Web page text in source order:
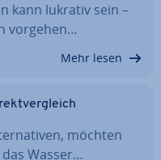
kann lukrativ sein –
vorgehen…
Mehr lesen
möchten
Wasser…